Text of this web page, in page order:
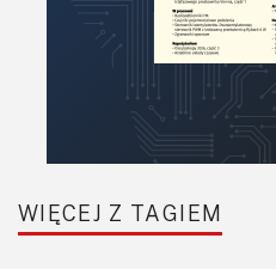
Projektowanie
Sensory
WIĘCEJ Z TAGIEM